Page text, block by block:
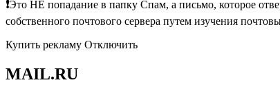
❗Это НЕ попадание в папку Cпам, а письмо, которое
собственного почтового сервера путем изучения
Купить рекламу Отключить
MAIL.RU